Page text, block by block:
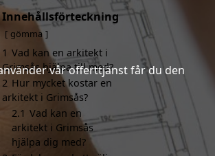
vår offerttjänst får du den
Innehållsförteckning
gömma
1 Vad kan en arkitekt i
Grimsås hjälpa till med?
2 Hur mycket kostar en
arkitekt i Grimsås?
2.1 Vad kan en
arkitekt i Grimsås
hjälpa dig med?